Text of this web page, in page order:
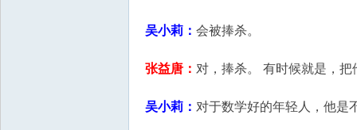
吴小莉： 会被捧杀。
张益唐： 对，捧杀。 有时候就是，
吴小莉： 对于数学好的年轻人，他是